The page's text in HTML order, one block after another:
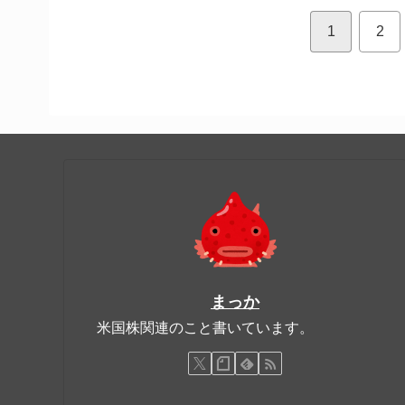
1 2
まっか
米国株関連のこと書いています。